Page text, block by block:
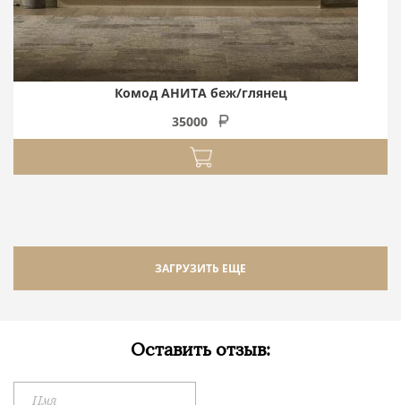
Комод АНИТА беж/глянец
35000
ЗАГРУЗИТЬ ЕЩЕ
Оставить отзыв: